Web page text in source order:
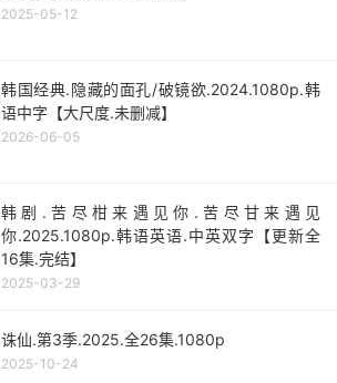
2025-05-12
韩国经典.隐藏的面孔/破镜欲.2024.1080p.韩
语中字【大尺度.未删减】
2026-06-05
韩剧.苦尽柑来遇见你.苦尽甘来遇见
你.2025.1080p.韩语英语.中英双字【更新全
16集.完结】
2025-03-29
诛仙.第3季.2025.全26集.1080p
2025-10-24